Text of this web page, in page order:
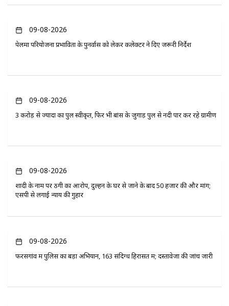
09-08-2026
पेलमा परियोजना प्रभावितों के पुनर्वास को लेकर कलेक्टर ने दिए जरूरी निर्देश
09-08-2026
3 करोड़ से ज्यादा का पुल स्वीकृत, फिर भी बांस के जुगाड़ पुल से नदी पार कर रहे ग्रामीण
09-08-2026
शादी के नाम पर ठगी का आरोप, दुल्हन के घर से जाने के बाद 50 हजार की और मांग;
एसपी से लगाई न्याय की गुहार
09-08-2026
फरसगांव में पुलिस का बड़ा अभियान, 163 संदिग्ध हिरासत में; दस्तावेजों की जांच जारी